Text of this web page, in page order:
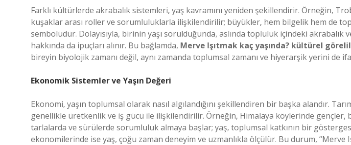
Farklı kültürlerde akrabalık sistemleri, yaş kavramını yeniden şekillendirir. Örneğin,
kuşaklar arası roller ve sorumluluklarla ilişkilendirilir; büyükler, hem bilgelik hem de
sembolüdür. Dolayısıyla, birinin yaşı sorulduğunda, aslında topluluk içindeki akrabalık
hakkında da ipuçları alınır. Bu bağlamda, Merve Işıtmak kaç yaşında? kültürel
bireyin biyolojik zamanı değil, aynı zamanda toplumsal zamanı ve hiyerarşik yerini de
Ekonomik Sistemler ve Yaşın Değeri
Ekonomi, yaşın toplumsal olarak nasıl algılandığını şekillendiren bir başka alandır.
genellikle üretkenlik ve iş gücü ile ilişkilendirilir. Örneğin, Himalaya köylerinde gençler,
tarlalarda ve sürülerde sorumluluk almaya başlar; yaş, toplumsal katkının bir
ekonomilerinde ise yaş, çoğu zaman deneyim ve uzmanlıkla ölçülür. Bu durum, “Merve